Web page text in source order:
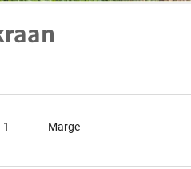
1 Marge